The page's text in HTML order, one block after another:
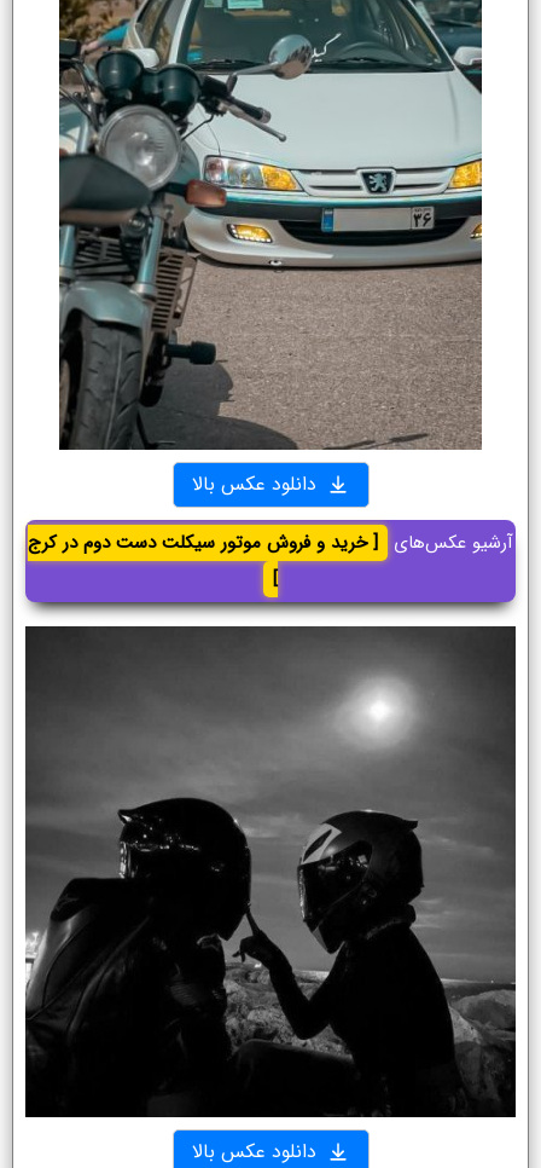
دانلود عکس بالا
آرشیو عکس‌های [ خرید و فروش موتور سیکلت دست دوم در کرج
]
دانلود عکس بالا